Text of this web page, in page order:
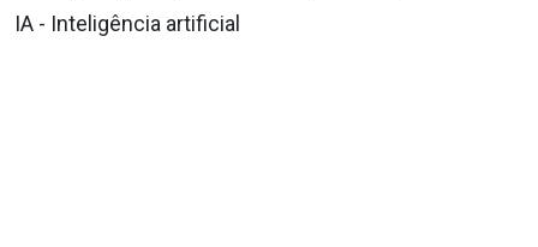
IA - Inteligência artificial